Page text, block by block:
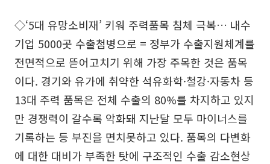
◇‘5대 유망소비재’ 키워 주력품목 침체 극복… 내수
기업 5000곳 수출첨병으로 = 정부가 수출지원체계를
전면적으로 뜯어고치기 위해 가장 주목한 것은 품목
이다. 경기와 유가에 취약한 석유화학·철강·자동차 등
13대 주력 품목은 전체 수출의 80%를 차지하고 있지
만 경쟁력이 갈수록 악화돼 지난달 모두 마이너스를
기록하는 등 부진을 면치못하고 있다. 품목의 다변화
에 대한 대비가 부족한 탓에 구조적인 수출 감소현상